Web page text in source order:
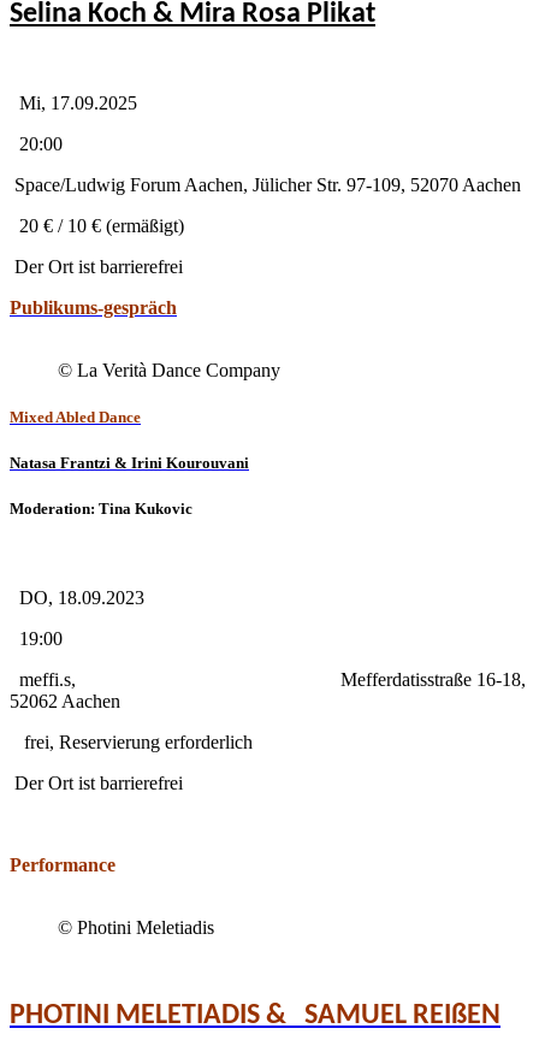
Selina Koch & Mira Rosa Plikat
Mi, 17.09.2025
20:00
Space/Ludwig Forum Aachen, Jülicher Str. 97-109, 52070 Aachen
20 € / 10 € (ermäßigt)
Der Ort ist barrierefrei
Publikums-gespräch
© La Verità Dance Company
Mixed Abled Dance
Natasa Frantzi & Irini Kourouvani
Moderation: Tina Kukovic
DO, 18.09.2023
19:00
meffi.s, Mefferdatisstraße 16-18,
52062 Aachen
frei, Reservierung erforderlich
Der Ort ist barrierefrei
Performance
© Photini Meletiadis
PHOTINI MELETIADIS & SAMUEL REIßEN